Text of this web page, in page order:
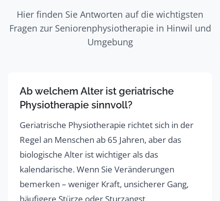
Hier finden Sie Antworten auf die wichtigsten
Fragen zur Seniorenphysiotherapie in Hinwil und
Umgebung
Ab welchem Alter ist geriatrische
Physiotherapie sinnvoll?
Geriatrische Physiotherapie richtet sich in der
Regel an Menschen ab 65 Jahren, aber das
biologische Alter ist wichtiger als das
kalendarische. Wenn Sie Veränderungen
bemerken – weniger Kraft, unsicherer Gang,